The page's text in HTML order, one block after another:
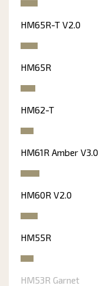
HM65R-T V2.0
HM65R
HM62-T
HM61R Amber V3.0
HM60R V2.0
HM55R
HM53R Garnet